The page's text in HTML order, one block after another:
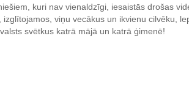
kuri nav vienaldzīgi, iesaistās drošas
izglītojamos, viņu vecākus un ikvienu cilvēku,
svētkus katrā mājā un katrā ģimenē!